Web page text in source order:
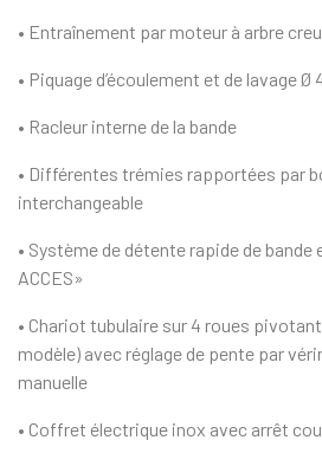
• Entraînement par moteur à arbre
• Piquage d’écoulement et de lavage Ø
• Racleur interne de la bande
• Différentes trémies rapportées par
interchangeable
• Système de détente rapide de bande
ACCES»
• Chariot tubulaire sur 4 roues
modèle) avec réglage de pente par
manuelle
• Coffret électrique inox avec arrêt